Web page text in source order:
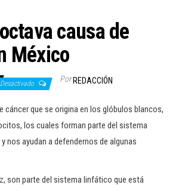
a
causa de
México
Desactivado Por REDACCIÓN
cáncer que se origina en los glóbulos blancos,
los cuales forman parte del sistema
nos ayudan a defendernos de algunas
son parte del sistema linfático que está